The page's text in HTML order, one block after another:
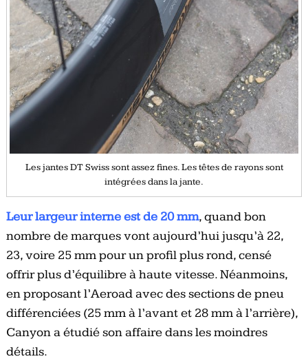
Les jantes DT Swiss sont assez fines. Les têtes de rayons sont
intégrées dans la jante.
Leur largeur interne est de 20 mm, quand bon
nombre de marques vont aujourd’hui jusqu’à 22,
23, voire 25 mm pour un profil plus rond, censé
offrir plus d’équilibre à haute vitesse. Néanmoins,
en proposant l’Aeroad avec des sections de pneu
différenciées (25 mm à l’avant et 28 mm à l’arrière),
Canyon a étudié son affaire dans les moindres
détails.